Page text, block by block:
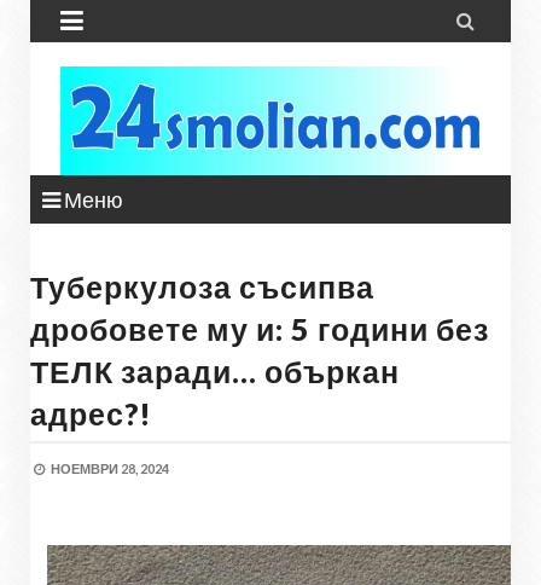
 
Меню
Туберкулоза съсипва
дробовете му и: 5 години без
ТЕЛК заради… объркан
адрес?!
НОЕМВРИ 28, 2024